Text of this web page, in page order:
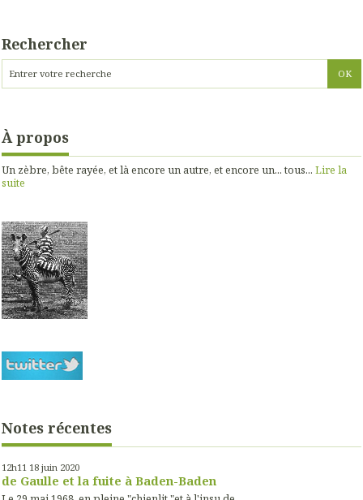
Rechercher
À propos
Un zèbre, bête rayée, et là encore un autre, et encore un... tous... Lire la
suite
Notes récentes
12h11 18 juin 2020
de Gaulle et la fuite à Baden-Baden